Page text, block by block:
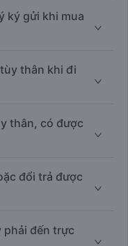
ký gửi khi mua
thân khi đi
thân, có được
đổi trả được
phải đến trực